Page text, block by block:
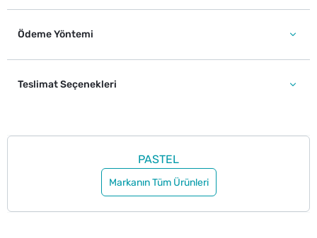
Ödeme Yöntemi
Teslimat Seçenekleri
PASTEL
Markanın Tüm Ürünleri